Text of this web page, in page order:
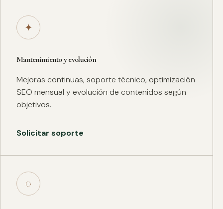
✦
Mantenimiento y evolución
Mejoras continuas, soporte técnico, optimización
SEO mensual y evolución de contenidos según
objetivos.
Solicitar soporte
◌